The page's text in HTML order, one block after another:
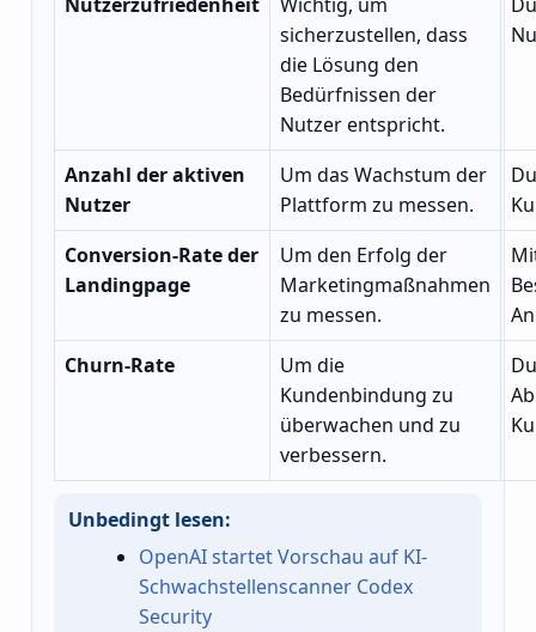
sicherzustellen, dass
die Lösung den
Bedürfnissen der
Nutzer entspricht.
Anzahl der aktiven
Nutzer
Um das Wachstum der
Plattform zu messen.
Conversion-Rate der
Landingpage
Um den Erfolg der
Marketingmaßnahmen
zu messen.
Churn-Rate
Um die
Kundenbindung zu
überwachen und zu
verbessern.
Unbedingt lesen:
OpenAI startet Vorschau auf KI-
Schwachstellenscanner Codex
Security